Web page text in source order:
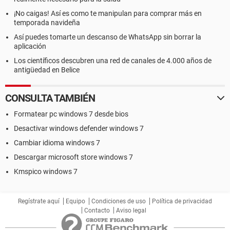
¡No caigas! Así es como te manipulan para comprar más en
temporada navideña
Así puedes tomarte un descanso de WhatsApp sin borrar la
aplicación
Los científicos descubren una red de canales de 4.000 años de
antigüedad en Belice
CONSULTA TAMBIÉN
Formatear pc windows 7 desde bios
Desactivar windows defender windows 7
Cambiar idioma windows 7
Descargar microsoft store windows 7
Kmspico windows 7
Regístrate aquí Equipo Condiciones de uso
Política de privacidad
Contacto
Aviso legal